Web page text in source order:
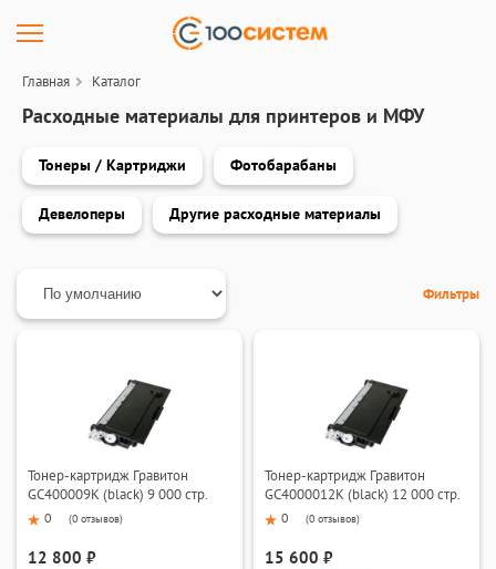
Главная Каталог
Расходные материалы для принтеров и МФУ
Тонеры / Картриджи Фотобарабаны
Девелоперы Другие расходные материалы
Фильтры
Тонер-картридж Гравитон
GC400009K (black) 9 000 стр.
0 (0 отзывов)
12 800 ₽
Тонер-картридж Гравитон
GC4000012K (black) 12 000 стр.
0 (0 отзывов)
15 600 ₽